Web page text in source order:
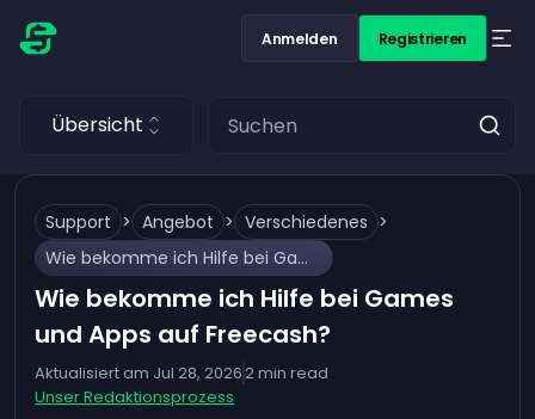
Anmelden Registrieren
Übersicht
Support > Angebot > Verschiedenes >
Wie bekomme ich Hilfe bei Games und Apps auf Freecash?
Wie bekomme ich Hilfe bei Games
und Apps auf Freecash?
Aktualisiert am Jul 28, 20262min read
Unser Redaktionsprozess